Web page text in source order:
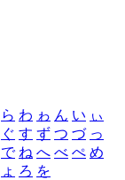
ら わ ゎ ん い ぃ
ぐ す ず つ づ っ
で ね へ べ ぺ め
ょ ろ を